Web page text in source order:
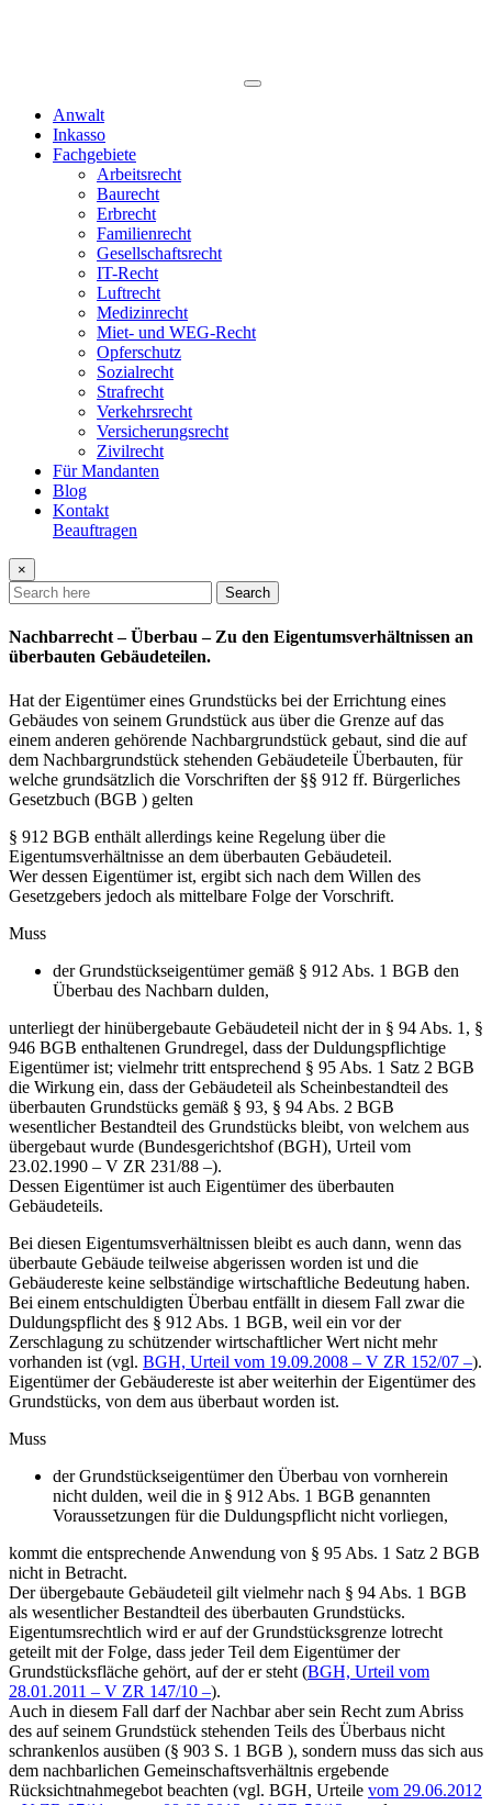
Anwalt
Inkasso
Fachgebiete
Arbeitsrecht
Baurecht
Erbrecht
Familienrecht
Gesellschaftsrecht
IT-Recht
Luftrecht
Medizinrecht
Miet- und WEG-Recht
Opferschutz
Sozialrecht
Strafrecht
Verkehrsrecht
Versicherungsrecht
Zivilrecht
Für Mandanten
Blog
Kontakt
Beauftragen
×
Search
Nachbarrecht – Überbau – Zu den Eigentumsverhältnissen an
überbauten Gebäudeteilen.
Hat der Eigentümer eines Grundstücks bei der Errichtung eines
Gebäudes von seinem Grundstück aus über die Grenze auf das
einem anderen gehörende Nachbargrundstück gebaut, sind die auf
dem Nachbargrundstück stehenden Gebäudeteile Überbauten, für
welche grundsätzlich die Vorschriften der §§ 912 ff. Bürgerliches
Gesetzbuch (BGB ) gelten
§ 912 BGB enthält allerdings keine Regelung über die
Eigentumsverhältnisse an dem überbauten Gebäudeteil.
Wer dessen Eigentümer ist, ergibt sich nach dem Willen des
Gesetzgebers jedoch als mittelbare Folge der Vorschrift.
Muss
der Grundstückseigentümer gemäß § 912 Abs. 1 BGB den
Überbau des Nachbarn dulden,
unterliegt der hinübergebaute Gebäudeteil nicht der in § 94 Abs. 1, §
946 BGB enthaltenen Grundregel, dass der Duldungspflichtige
Eigentümer ist; vielmehr tritt entsprechend § 95 Abs. 1 Satz 2 BGB
die Wirkung ein, dass der Gebäudeteil als Scheinbestandteil des
überbauten Grundstücks gemäß § 93, § 94 Abs. 2 BGB
wesentlicher Bestandteil des Grundstücks bleibt, von welchem aus
übergebaut wurde (Bundesgerichtshof (BGH), Urteil vom
23.02.1990 – V ZR 231/88 –).
Dessen Eigentümer ist auch Eigentümer des überbauten
Gebäudeteils.
Bei diesen Eigentumsverhältnissen bleibt es auch dann, wenn das
überbaute Gebäude teilweise abgerissen worden ist und die
Gebäudereste keine selbständige wirtschaftliche Bedeutung haben.
Bei einem entschuldigten Überbau entfällt in diesem Fall zwar die
Duldungspflicht des § 912 Abs. 1 BGB, weil ein vor der
Zerschlagung zu schützender wirtschaftlicher Wert nicht mehr
vorhanden ist (vgl. BGH, Urteil vom 19.09.2008 – V ZR 152/07 –).
Eigentümer der Gebäudereste ist aber weiterhin der Eigentümer des
Grundstücks, von dem aus überbaut worden ist.
Muss
der Grundstückseigentümer den Überbau von vornherein
nicht dulden, weil die in § 912 Abs. 1 BGB genannten
Voraussetzungen für die Duldungspflicht nicht vorliegen,
kommt die entsprechende Anwendung von § 95 Abs. 1 Satz 2 BGB
nicht in Betracht.
Der übergebaute Gebäudeteil gilt vielmehr nach § 94 Abs. 1 BGB
als wesentlicher Bestandteil des überbauten Grundstücks.
Eigentumsrechtlich wird er auf der Grundstücksgrenze lotrecht
geteilt mit der Folge, dass jeder Teil dem Eigentümer der
Grundstücksfläche gehört, auf der er steht (BGH, Urteil vom
28.01.2011 – V ZR 147/10 –).
Auch in diesem Fall darf der Nachbar aber sein Recht zum Abriss
des auf seinem Grundstück stehenden Teils des Überbaus nicht
schrankenlos ausüben (§ 903 S. 1 BGB ), sondern muss das sich aus
dem nachbarlichen Gemeinschaftsverhältnis ergebende
Rücksichtnahmegebot beachten (vgl. BGH, Urteile vom 29.06.2012